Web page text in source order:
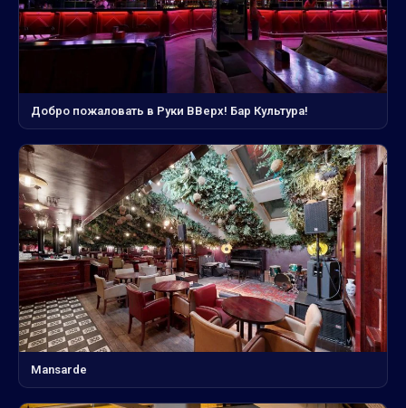
Добро пожаловать в Руки ВВерх! Бар Культура!
Mansarde